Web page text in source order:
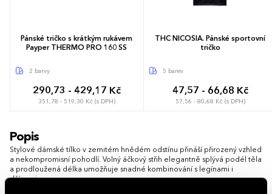
Pánské tričko s krátkým rukávem
Payper THERMO PRO 160 SS
2 barvy
290,73 - 429,17 Kč
351,78 - 519,30 Kč (s DPH)
THC NICOSIA. Pánské sportovní
tričko
5 barev
47,57 - 66,68 Kč
57,56 - 80,68 Kč (s DPH)
Popis
Stylové dámské tílko v zemitém hnědém odstínu přináší přirozený vzhled
a nekompromisní pohodlí. Volný áčkový střih elegantně splývá podél těla
a prodloužená délka umožňuje snadné kombinování s legínami i
džínami.